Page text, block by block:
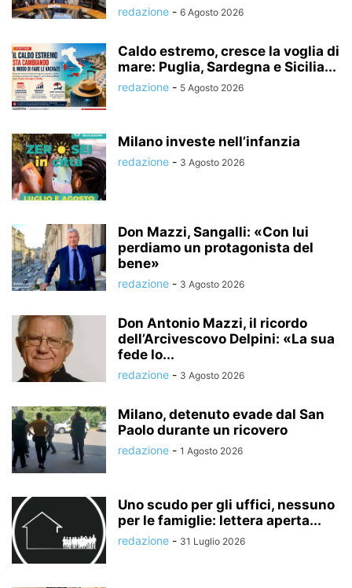
redazione - 6 Agosto 2026
Caldo estremo, cresce la voglia di
mare: Puglia, Sardegna e Sicilia...
redazione - 5 Agosto 2026
Milano investe nell’infanzia
redazione - 3 Agosto 2026
Don Mazzi, Sangalli: «Con lui
perdiamo un protagonista del
bene»
redazione - 3 Agosto 2026
Don Antonio Mazzi, il ricordo
dell’Arcivescovo Delpini: «La sua
fede lo...
redazione - 3 Agosto 2026
Milano, detenuto evade dal San
Paolo durante un ricovero
redazione - 1 Agosto 2026
Uno scudo per gli uffici, nessuno
per le famiglie: lettera aperta...
redazione - 31 Luglio 2026